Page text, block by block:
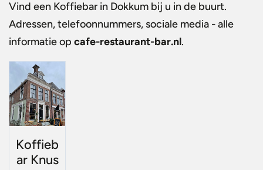
Vind een Koffiebar in Dokkum bij u in de buurt.
Adressen, telefoonnummers, sociale media - alle
informatie op cafe-restaurant-bar.nl.
Koffieb
ar Knus